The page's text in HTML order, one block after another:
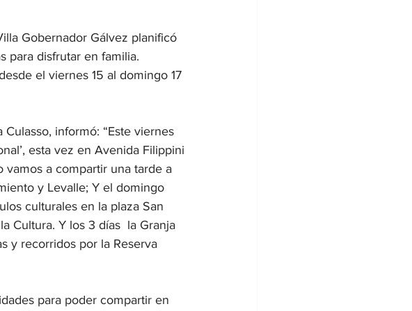
Gobernador Gálvez planificó
para disfrutar en familia.
el viernes 15 al domingo 17
informó: “Este viernes
esta vez en Avenida Filippini
vamos a compartir una tarde a
y Levalle; Y el domingo
culturales en la plaza San
Cultura. Y los 3 días  la Granja
y recorridos por la Reserva
para poder compartir en